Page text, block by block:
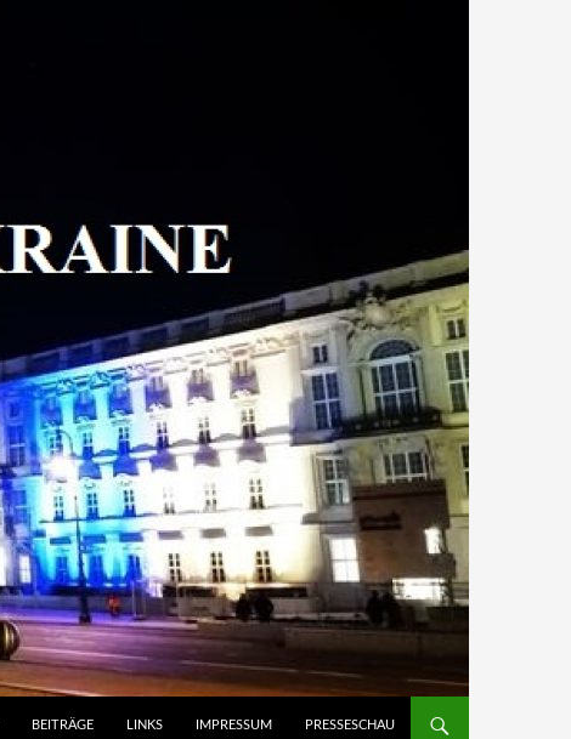
BEITRÄGE LINKS IMPRESSUM PRESSESCHAU